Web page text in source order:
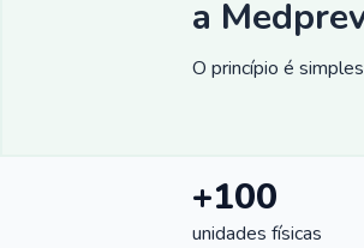
a
O princípio é
+100
unidades físicas